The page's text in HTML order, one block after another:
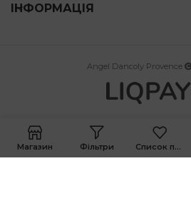
ІНФОРМАЦІЯ
Angel Dancoly Provence
Магазин Фільтри Список побажань